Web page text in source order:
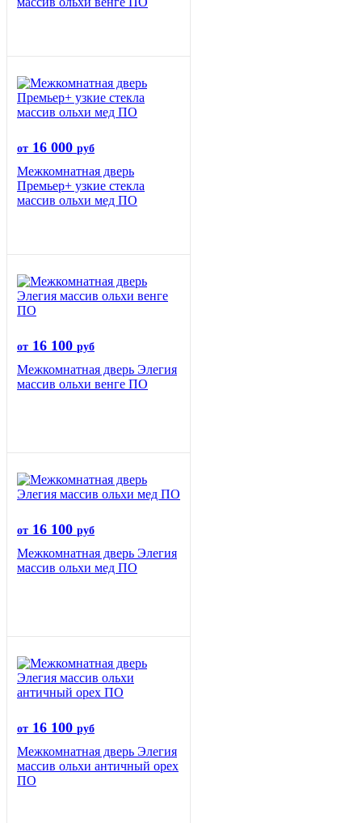
от 16 000 руб
Межкомнатная дверь
Премьер+ узкие стекла
массив ольхи мед ПО
от 16 100 руб
Межкомнатная дверь Элегия
массив ольхи венге ПО
от 16 100 руб
Межкомнатная дверь Элегия
массив ольхи мед ПО
от 16 100 руб
Межкомнатная дверь Элегия
массив ольхи античный орех
ПО